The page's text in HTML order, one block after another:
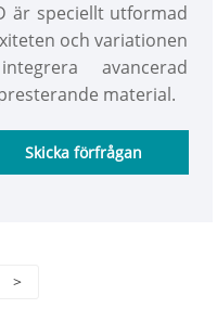
är speciellt utformad
och variationen
avancerad
material.
Skicka förfrågan
>